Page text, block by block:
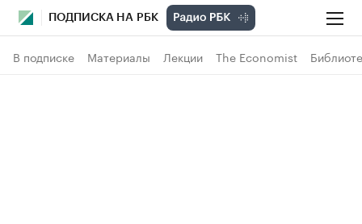
ПОДПИСКА НА РБК
В подписке Материалы Лекции The Economist